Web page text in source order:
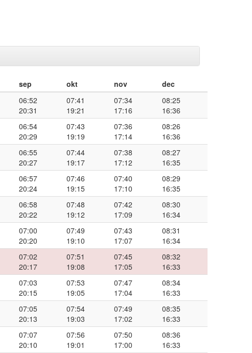
sep okt nov
dec
06:52
20:31
07:41
19:21
07:34
17:16
08:25
16:36
06:54
20:29
07:43
19:19
07:36
17:14
08:26
16:36
06:55
20:27
07:44
19:17
07:38
17:12
08:27
16:35
06:57
20:24
07:46
19:15
07:40
17:10
08:29
16:35
06:58
20:22
07:48
19:12
07:42
17:09
08:30
16:34
07:00
20:20
07:49
19:10
07:43
17:07
08:31
16:34
07:02
20:17
07:51
19:08
07:45
17:05
08:32
16:33
07:03
20:15
07:53
19:05
07:47
17:04
08:34
16:33
07:05
20:13
07:54
19:03
07:49
17:02
08:35
16:33
07:07
20:10
07:56
19:01
07:50
17:00
08:36
16:33